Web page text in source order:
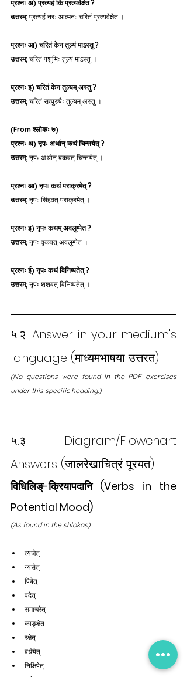
प्रश्नः अ) प्रत्यहं किं प्रत्यवेक्षेत ?
उत्तरम्: प्रत्यहं नरः आत्मनः चरितं प्रत्यवेक्षेत ।
प्रश्नः आ) चरितं केन तुल्यं माऽस्तु ?
उत्तरम्: चरितं पशुभिः तुल्यं माऽस्तु ।
प्रश्नः इ) चरितं केन तुल्यम् अस्तु ?
उत्तरम्: चरितं सत्पुरुषैः तुल्यम् अस्तु ।
(From श्लोकः ७)
प्रश्नः अ) नृपः अर्थान् कथं चिन्तयेत् ?
उत्तरम्: नृपः अर्थान् बकवत् चिन्तयेत् ।
प्रश्नः आ) नृपः कथं पराक्रमेत् ?
उत्तरम्: नृपः सिंहवत् पराक्रमेत् ।
प्रश्नः इ) नृपः कथम् अवलुम्पेत ?
उत्तरम्: नृपः वृकवत् अवलुम्पेत ।
प्रश्नः ई) नृपः कथं विनिष्पतेत् ?
उत्तरम्: नृपः शशवत् विनिष्पतेत् ।
५.२. Answer in your medium's
language (माध्यमभाषया उत्तरत)
(No questions were found in the PDF exercises
under this specific heading.)
५.३. Diagram/Flowchart
Answers (जालरेखाचित्रं पूरयत)
विधिलिङ्-क्रियापदानि (Verbs in the
Potential Mood)
(As found in the shlokas)
त्यजेत्
न्यसेत्
पिबेत्
वदेत्
समाचरेत्
काङ्क्षेत
रक्षेत्
वर्धयेत्
निक्षिपेत्